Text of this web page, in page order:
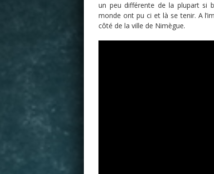
un peu différente de la plupart si
monde ont pu ci et là se tenir. A
côté de la ville de Nimègue.